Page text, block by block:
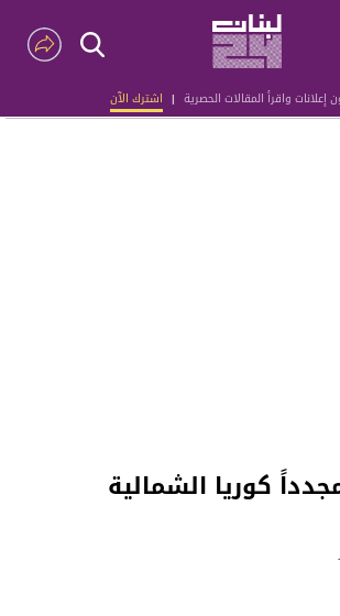
إعلانات واقرأ المقالات الحصرية | اشترك الآن
Advertisement
كوريا الشمالية